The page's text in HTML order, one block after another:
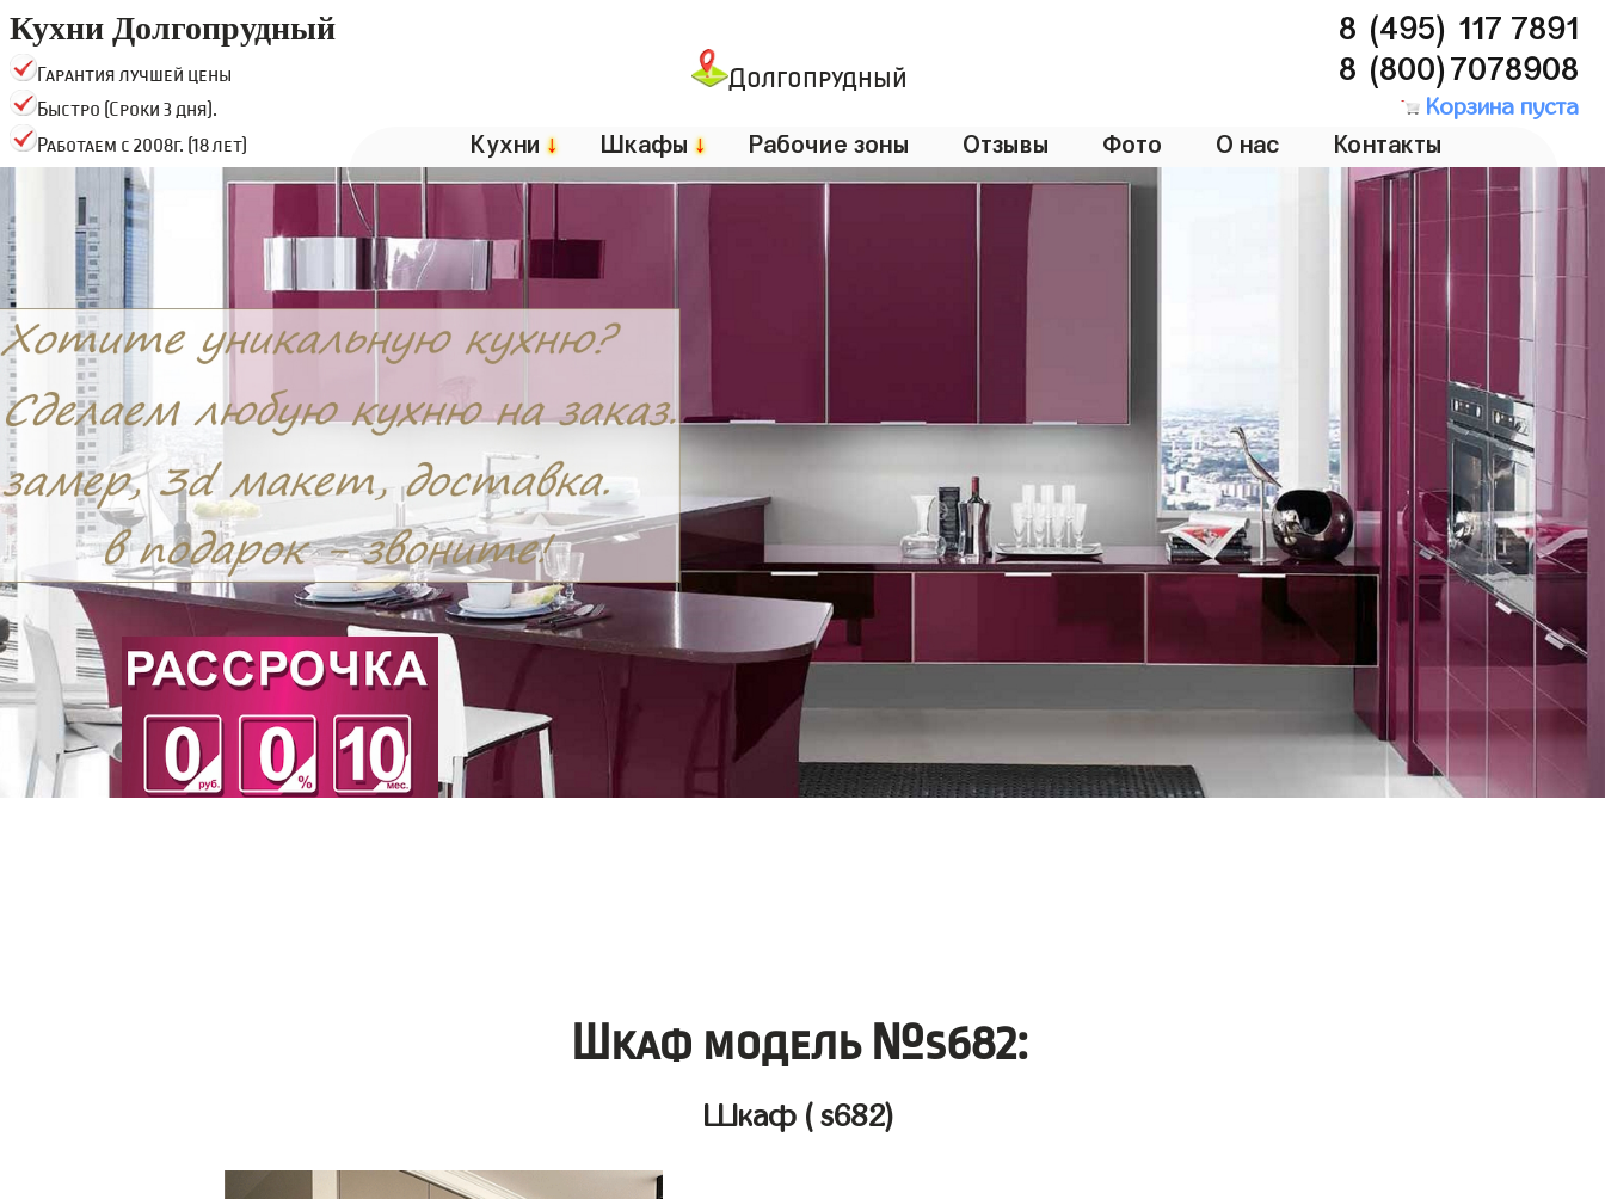
Кухни Долгопрудный
Гарантия лучшей цены
Быстро (Сроки 3 дня).
Работаем с 2008г. (18 лет)
Долгопрудный
8 (495) 117 7891
8 (800)7078908
Корзина пуста
Кухни↓ Шкафы↓ Рабочие зоны Отзывы Фото О нас Контакты
Шкаф модель №s682:
Шкаф ( s682)